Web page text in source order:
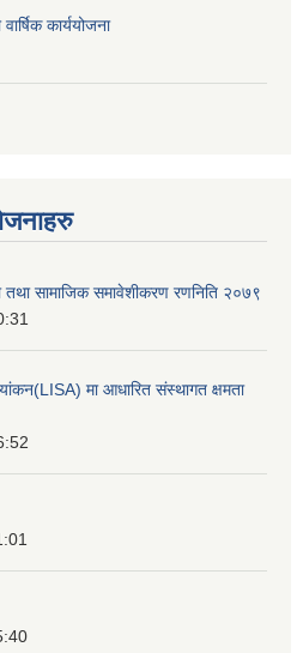
कार्ययोजना
तथा सामाजिक समावेशीकरण रणनिति २०७९
मा आधारित संस्थागत क्षमता